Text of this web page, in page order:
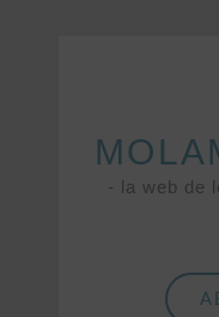
- la web de